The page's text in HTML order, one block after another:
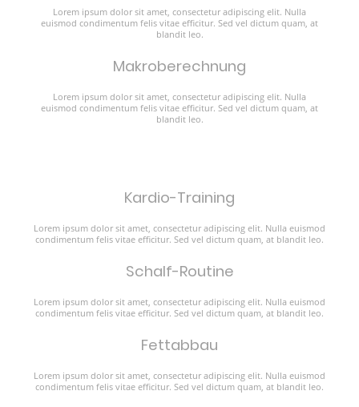
Lorem ipsum dolor sit amet, consectetur adipiscing elit. Nulla
euismod condimentum felis vitae efficitur. Sed vel dictum quam, at
blandit leo.
Makroberechnung
Lorem ipsum dolor sit amet, consectetur adipiscing elit. Nulla
euismod condimentum felis vitae efficitur. Sed vel dictum quam, at
blandit leo.
Kardio-Training
Lorem ipsum dolor sit amet, consectetur adipiscing elit. Nulla euismod
condimentum felis vitae efficitur. Sed vel dictum quam, at blandit leo.
Schalf-Routine
Lorem ipsum dolor sit amet, consectetur adipiscing elit. Nulla euismod
condimentum felis vitae efficitur. Sed vel dictum quam, at blandit leo.
Fettabbau
Lorem ipsum dolor sit amet, consectetur adipiscing elit. Nulla euismod
condimentum felis vitae efficitur. Sed vel dictum quam, at blandit leo.